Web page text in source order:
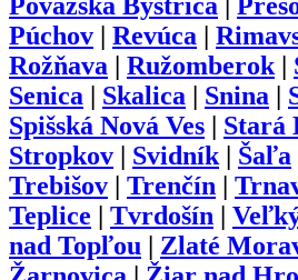
Považská Bystrica
Púchov
Revúca
Rožňava
Ružomberok|
Senica
Skalica Snina
Spišská Nová Ves
Stará
Stropkov
Svidník| Šaľa
Trebišov
Trenčín
Teplice
Tvrdošín
nad Topľou
Zlaté